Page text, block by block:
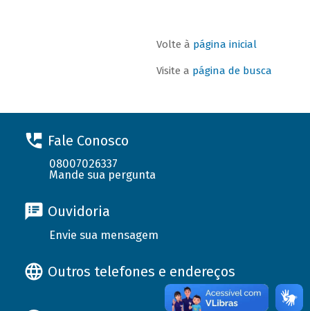
Volte à página inicial
Visite a página de busca
Fale Conosco
08007026337
Mande sua pergunta
Ouvidoria
Envie sua mensagem
Outros telefones e endereços